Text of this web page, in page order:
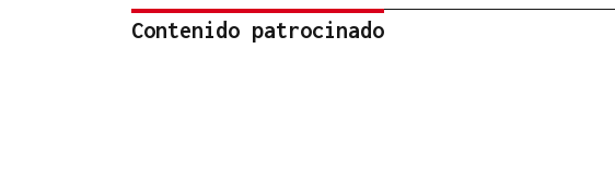
Contenido patrocinado